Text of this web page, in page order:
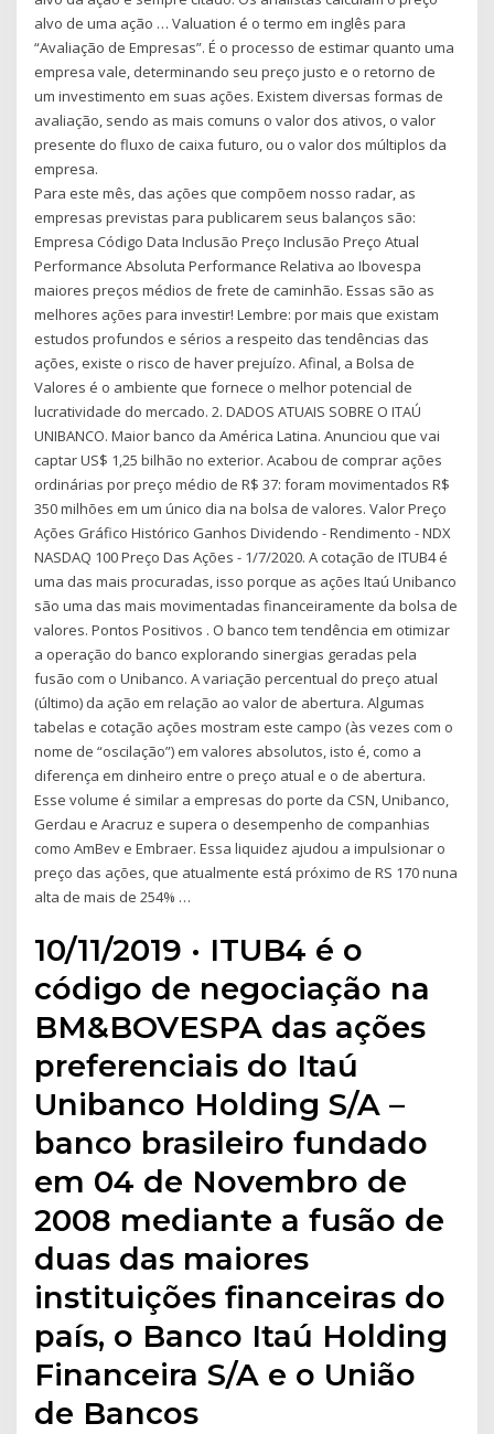
alvo de uma ação … Valuation é o termo em inglês para
“Avaliação de Empresas”. É o processo de estimar quanto uma
empresa vale, determinando seu preço justo e o retorno de
um investimento em suas ações. Existem diversas formas de
avaliação, sendo as mais comuns o valor dos ativos, o valor
presente do fluxo de caixa futuro, ou o valor dos múltiplos da
empresa.
Para este mês, das ações que compõem nosso radar, as
empresas previstas para publicarem seus balanços são:
Empresa Código Data Inclusão Preço Inclusão Preço Atual
Performance Absoluta Performance Relativa ao Ibovespa
maiores preços médios de frete de caminhão. Essas são as
melhores ações para investir! Lembre: por mais que existam
estudos profundos e sérios a respeito das tendências das
ações, existe o risco de haver prejuízo. Afinal, a Bolsa de
Valores é o ambiente que fornece o melhor potencial de
lucratividade do mercado. 2. DADOS ATUAIS SOBRE O ITAÚ
UNIBANCO. Maior banco da América Latina. Anunciou que vai
captar US$ 1,25 bilhão no exterior. Acabou de comprar ações
ordinárias por preço médio de R$ 37: foram movimentados R$
350 milhões em um único dia na bolsa de valores. Valor Preço
Ações Gráfico Histórico Ganhos Dividendo - Rendimento - NDX
NASDAQ 100 Preço Das Ações - 1/7/2020. A cotação de ITUB4 é
uma das mais procuradas, isso porque as ações Itaú Unibanco
são uma das mais movimentadas financeiramente da bolsa de
valores. Pontos Positivos . O banco tem tendência em otimizar
a operação do banco explorando sinergias geradas pela
fusão com o Unibanco. A variação percentual do preço atual
(último) da ação em relação ao valor de abertura. Algumas
tabelas e cotação ações mostram este campo (às vezes com o
nome de “oscilação”) em valores absolutos, isto é, como a
diferença em dinheiro entre o preço atual e o de abertura.
Esse volume é similar a empresas do porte da CSN, Unibanco,
Gerdau e Aracruz e supera o desempenho de companhias
como AmBev e Embraer. Essa liquidez ajudou a impulsionar o
preço das ações, que atualmente está próximo de RS 170 nuna
alta de mais de 254% …
10/11/2019 · ITUB4 é o
código de negociação na
BM&BOVESPA das ações
preferenciais do Itaú
Unibanco Holding S/A –
banco brasileiro fundado
em 04 de Novembro de
2008 mediante a fusão de
duas das maiores
instituições financeiras do
país, o Banco Itaú Holding
Financeira S/A e o União
de Bancos